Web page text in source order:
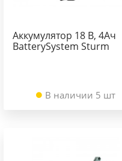
Аккумулятор 18 В, 4Ач
BatterySystem Sturm
В наличии 5 шт